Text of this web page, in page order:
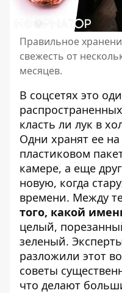
Правильное
свежесть от
месяцев.
В соцсетях это
класть ли лук в
Одни хранят ее на
пластиковом
камере, а еще
новую, когда
времени. Между
того, какой
целый,
зеленый.
разложили этот
советы
что делают